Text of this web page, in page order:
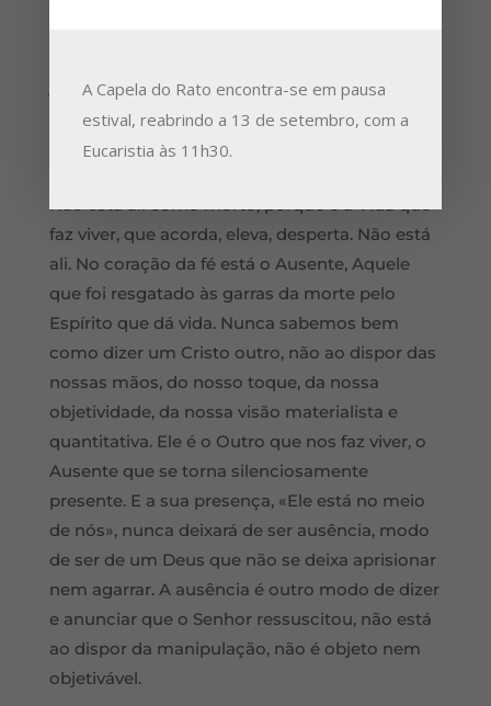
julgavam acantonado num ângulo, qual morto
quieto e imóvel, a receber a romagem da
nossa saudade, não está lá. Há vazio no
Não está ali como morto, porque é a Vida que
faz viver, que acorda, eleva, desperta. Não está
ali. No coração da fé está o Ausente, Aquele
que foi resgatado às garras da morte pelo
Espírito que dá vida. Nunca sabemos bem
como dizer um Cristo outro, não ao dispor das
nossas mãos, do nosso toque, da nossa
objetividade, da nossa visão materialista e
quantitativa. Ele é o Outro que nos faz viver, o
Ausente que se torna silenciosamente
presente. E a sua presença, «Ele está no meio
de nós», nunca deixará de ser ausência, modo
de ser de um Deus que não se deixa aprisionar
nem agarrar. A ausência é outro modo de dizer
e anunciar que o Senhor ressuscitou, não está
ao dispor da manipulação, não é objeto nem
objetivável.
A Capela do Rato encontra-se em pausa
estival, reabrindo a 13 de setembro, com a
Eucaristia às 11h30.